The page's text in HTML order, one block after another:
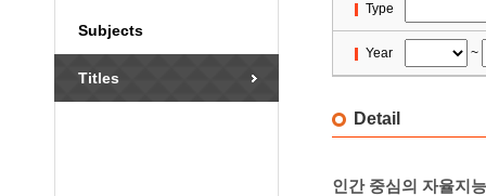
Subjects
Titles
Type
Year ~
Detail
인간 중심의 자율지